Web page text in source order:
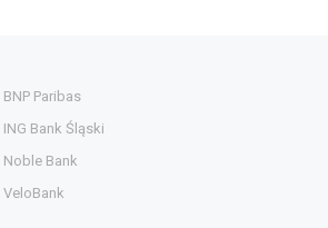
BNP Paribas
ING Bank Śląski
Noble Bank
VeloBank